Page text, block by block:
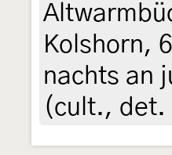
Kolshorn,
nachts an
(cult., det.